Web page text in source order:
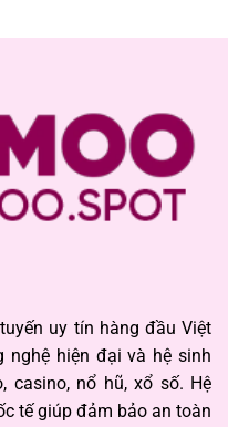
uy tín hàng đầu Việt
nghệ hiện đại và hệ sinh
casino, nổ hũ, xổ số. Hệ
tế giúp đảm bảo an toàn